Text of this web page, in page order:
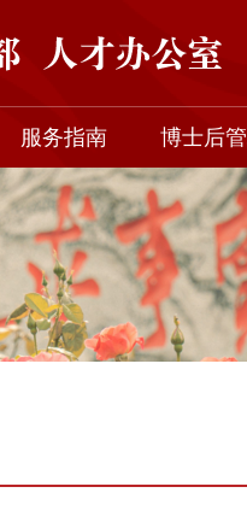
服务指南 博士后